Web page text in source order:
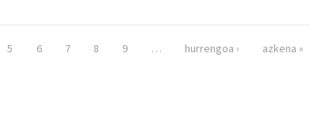
5 6 7 8 9 … hurrengoa › azkena »